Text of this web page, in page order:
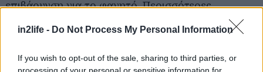
in2life - Do Not Process My Personal Information
If you wish to opt-out of the sale, sharing to third parties, or
processing of your personal or sensitive information for
επιβάρυνση για το φαγητό. Περισσότερες
πληροφορίες στα τηλέφωνα 22370 25130 και